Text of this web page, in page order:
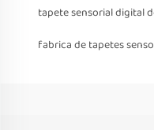
tapete sensorial digital
fabrica de tapetes